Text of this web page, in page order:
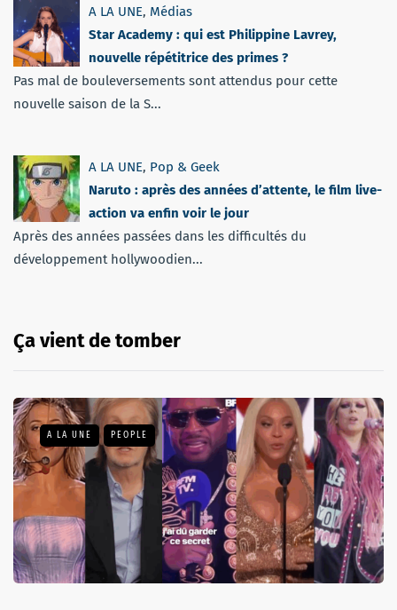
A LA UNE, Médias
Star Academy : qui est Philippine Lavrey,
nouvelle répétitrice des primes ?
Pas mal de bouleversements sont attendus pour cette
nouvelle saison de la S...
A LA UNE, Pop & Geek
Naruto : après des années d’attente, le film live-
action va enfin voir le jour
Après des années passées dans les difficultés du
développement hollywoodien...
Ça vient de tomber
A LA UNE PEOPLE